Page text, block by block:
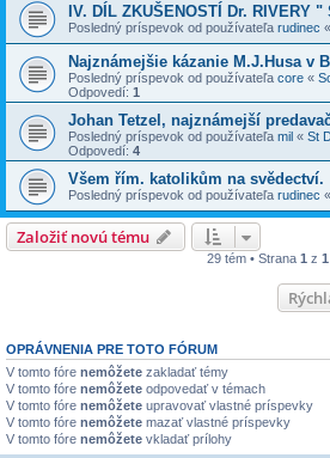
IV. DÍL ZKUŠENOSTÍ Dr. RIVERY
Posledný príspevok od používateľa rudinec «
Najznámejšie kázanie M.J.Husa v
Posledný príspevok od používateľa core «
Odpovedí: 1
Johan Tetzel, najznámejší
Posledný príspevok od používateľa mil « St
Odpovedí: 4
Všem řím. katolikům na svědectví.
Posledný príspevok od používateľa rudinec «
Založiť novú tému
29 tém • Strana 1 z 1
OPRÁVNENIA PRE TOTO FÓRUM
V tomto fóre nemôžete zakladať témy
V tomto fóre nemôžete odpovedať v témach
V tomto fóre nemôžete upravovať vlastné príspevky
V tomto fóre nemôžete mazať vlastné príspevky
V tomto fóre nemôžete vkladať prílohy